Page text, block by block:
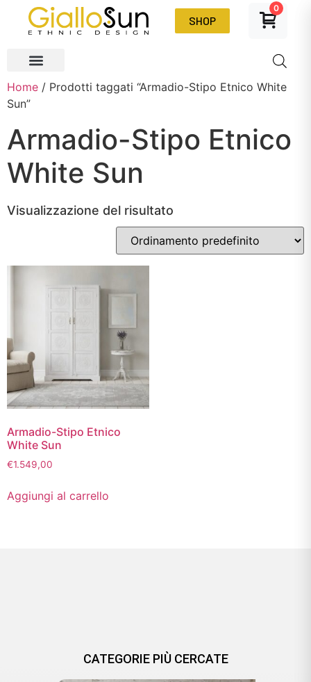
SHOP
0
Home / Prodotti taggati “Armadio-Stipo Etnico White
Sun”
Armadio-Stipo Etnico
White Sun
Visualizzazione del risultato
Armadio-Stipo Etnico
White Sun
€1.549,00
Aggiungi al carrello
CATEGORIE PIÙ CERCATE